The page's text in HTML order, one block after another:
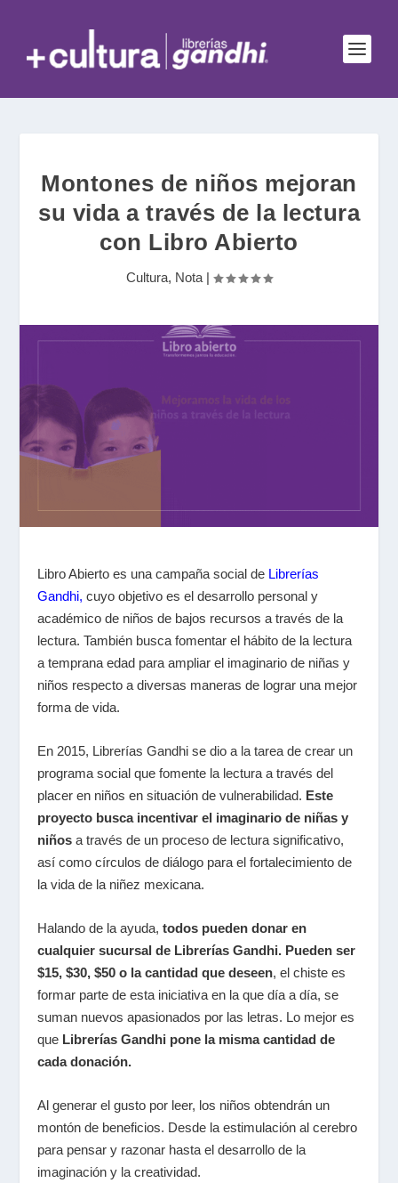
Montones de niños mejoran
su vida a través de la lectura
con Libro Abierto
Cultura, Nota |
Libro Abierto es una campaña social de Librerías
Gandhi, cuyo objetivo es el desarrollo personal y
académico de niños de bajos recursos a través de la
lectura. También busca fomentar el hábito de la lectura
a temprana edad para ampliar el imaginario de niñas y
niños respecto a diversas maneras de lograr una mejor
forma de vida.
En 2015, Librerías Gandhi se dio a la tarea de crear un
programa social que fomente la lectura a través del
placer en niños en situación de vulnerabilidad. Este
proyecto busca incentivar el imaginario de niñas y
niños a través de un proceso de lectura significativo,
así como círculos de diálogo para el fortalecimiento de
la vida de la niñez mexicana.
Halando de la ayuda,todos pueden donar en
cualquier sucursal de Librerías Gandhi. Pueden ser
$15, $30, $50 o la cantidad que deseen, el chiste es
formar parte de esta iniciativa en la que día a día, se
suman nuevos apasionados por las letras. Lo mejor es
que Librerías Gandhi pone la misma cantidad de
cada donación.
Al generar el gusto por leer, los niños obtendrán un
montón de beneficios. Desde la estimulación al cerebro
para pensar y razonar hasta el desarrollo de la
imaginación y la creatividad.